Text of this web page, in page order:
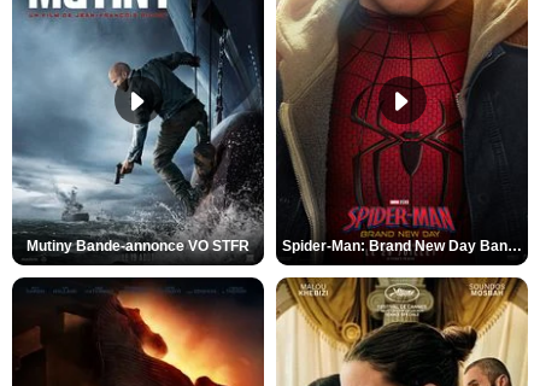
Mutiny Bande-annonce VO STFR Spider-Man: Brand New Day Bande-annonce VO STFR